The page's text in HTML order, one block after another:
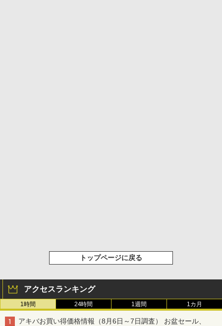
トップページに戻る
アクセスランキング
1時間 24時間 1週間 1カ月
アキバお買い得価格情報（8月6日～7日調査） お盆セール、